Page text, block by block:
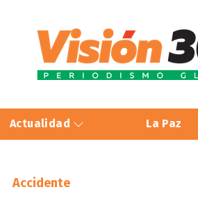
Actualidad La Paz
Accidente